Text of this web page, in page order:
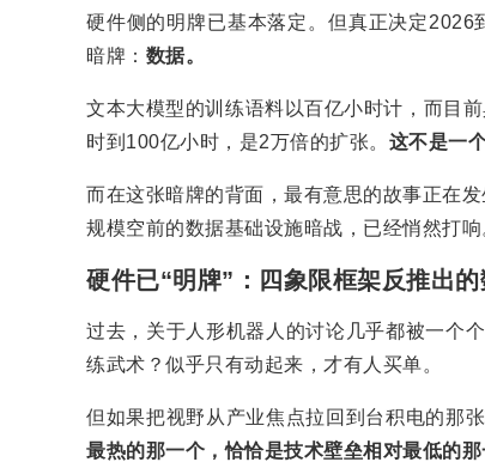
硬件侧的明牌已基本落定。但真正决定
暗牌： 数据。
文本大模型的训练语料以百亿小时计，而目
时到100亿小时，是2万倍的扩张。 这不是一
而在这张暗牌的背面，最有意思的故事正在
规模空前的数据基础设施暗战，已经悄然打响
硬件已“明牌”：四象限框架反推出
过去，关于人形机器人的讨论几乎都被一个
练武术？似乎只有动起来，才有人买单。
但如果把视野从产业焦点拉回到台积电的那
最热的那一个，恰恰是技术壁垒相对最低的那